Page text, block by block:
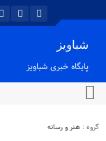
شباویز
پایگاه خبری شباویز
گروه : هنر و رسانه